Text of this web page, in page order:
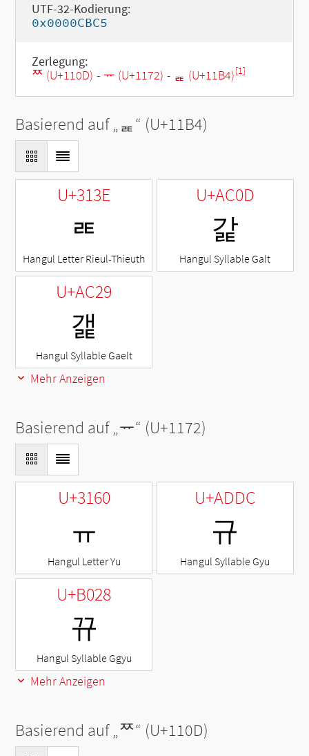
UTF-32-Kodierung:
0x0000CBC5
Zerlegung:
ᄍ (U+110D) - ᅲ (U+1172) - ᆴ (U+11B4)[1]
Basierend auf „ᆴ“ (U+11B4)
U+313E
ㄾ
Hangul Letter Rieul-Thieuth
U+AC0D
갍
Hangul Syllable Galt
U+AC29
갩
Hangul Syllable Gaelt
Mehr Anzeigen
Basierend auf „ᅲ“ (U+1172)
U+3160
ㅠ
Hangul Letter Yu
U+ADDC
규
Hangul Syllable Gyu
U+B028
뀨
Hangul Syllable Ggyu
Mehr Anzeigen
Basierend auf „ᄍ“ (U+110D)